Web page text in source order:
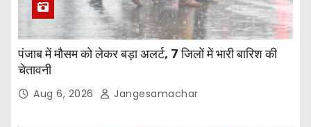
पंजाब में मौसम को लेकर बड़ा अलर्ट, 7 जिलों में भारी बारिश की
चेतावनी
Aug 6, 2026 Jangesamachar